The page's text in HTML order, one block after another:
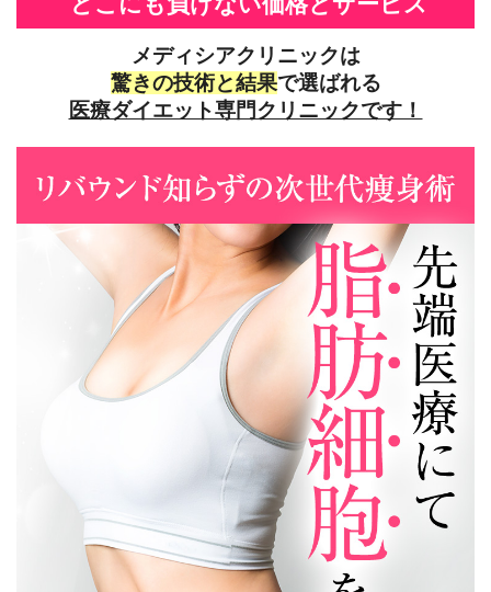
メディシアクリニックは
驚きの技術と結果で選ばれる
医療ダイエット専門クリニックです！